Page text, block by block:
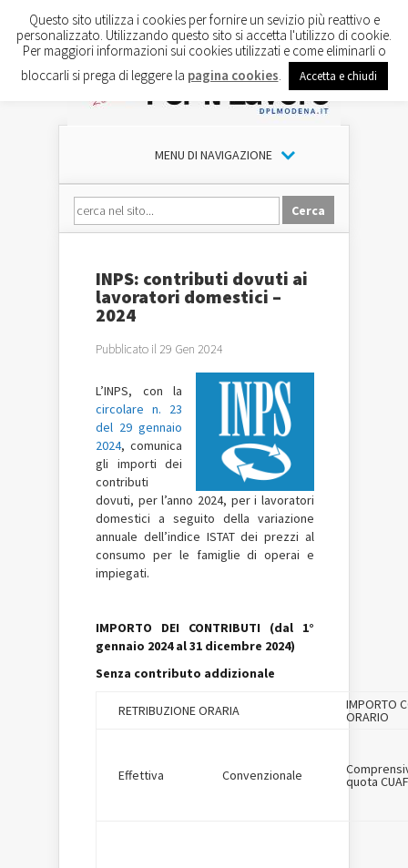
MENU DI NAVIGAZIONE
INPS: contributi dovuti ai
lavoratori domestici –
2024
Pubblicato il 29 Gen 2024
L’INPS, con la
circolare n. 23
del 29 gennaio
2024, comunica
gli importi dei
contributi
dovuti, per l’anno 2024, per i lavoratori
domestici a seguito della variazione
annuale dell’indice ISTAT dei prezzi al
consumo per le famiglie di operai e
impiegati.
IMPORTO DEI CONTRIBUTI (dal 1°
gennaio 2024 al 31 dicembre 2024)
Senza contributo addizionale
RETRIBUZIONE ORARIA IMPORTO
ORARIO
Effettiva Convenzionale quota CUAF
Questo sito utilizza i cookies per fornire un sevizio più reattivo e
personalizzato. Utilizzando questo sito si accetta l'utilizzo di cookie.
Per maggiori informazioni sui cookies utilizzati e come eliminarli o
bloccarli si prega di leggere la pagina cookies Accetta e chiudi